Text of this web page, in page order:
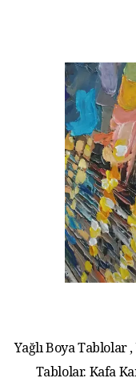
Yağlı Boya Tablolar
Tablolar. Kafa